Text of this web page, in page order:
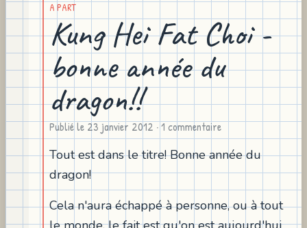
A PART
Kung Hei Fat Choi -
bonne année du
dragon!!
Publié le23 janvier 2012· 1 commentaire
Tout est dans le titre! Bonne année du
dragon!
Cela n'aura échappé à personne, ou à tout